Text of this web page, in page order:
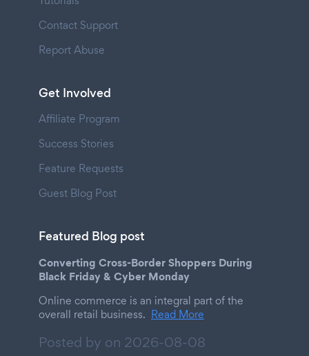
Contact Support
Report Abuse
Get Involved
Affiliate Program
Success Stories
Feature Requests
Guest Blog Post
Featured Blog post
Converting Cross-Border Shoppers During
Black Friday & Cyber Monday
Online commerce is an integral part of the
overall retail business. Read More
Posted by on 2026-08-08